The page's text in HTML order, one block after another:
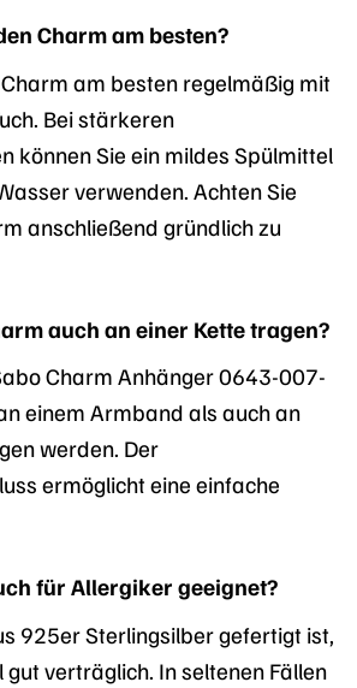
Charm am besten?
Charm am besten regelmäßig mit
Bei stärkeren
können Sie ein mildes Spülmittel
verwenden. Achten Sie
anschließend gründlich zu
auch an einer Kette tragen?
Charm Anhänger 0643-007-
einem Armband als auch an
werden. Der
ermöglicht eine einfache
für Allergiker geeignet?
925er Sterlingsilber gefertigt ist,
gut verträglich. In seltenen Fällen